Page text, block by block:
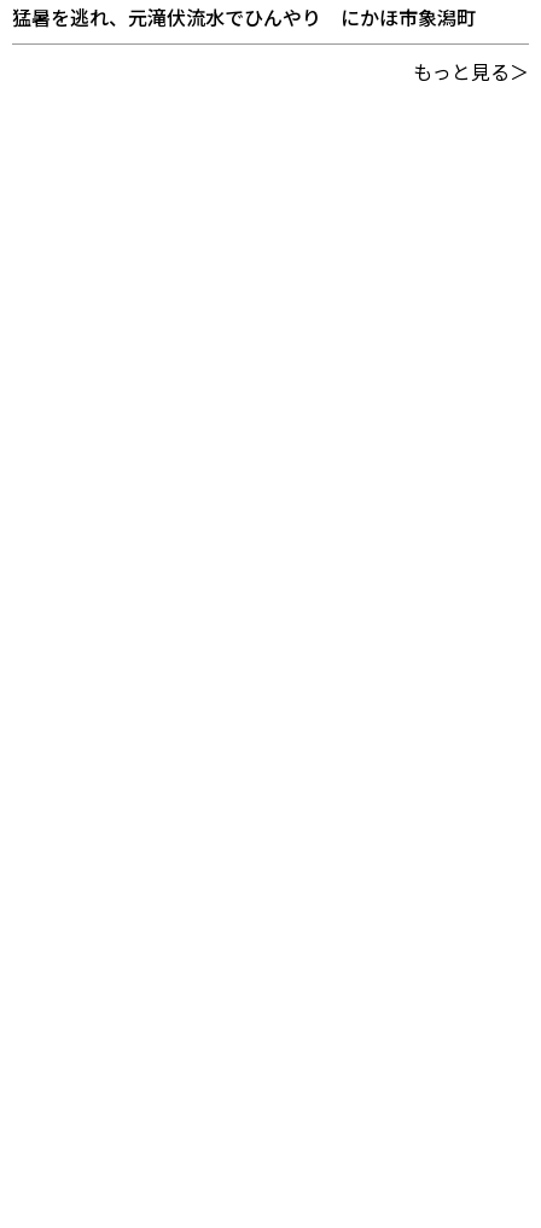
猛暑を逃れ、元滝伏流水でひんやり にかほ市象潟町
もっと見る＞